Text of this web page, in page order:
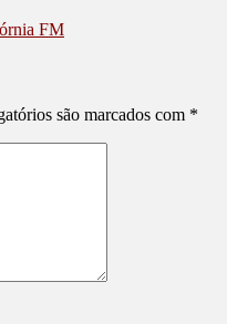
FM
são marcados com *